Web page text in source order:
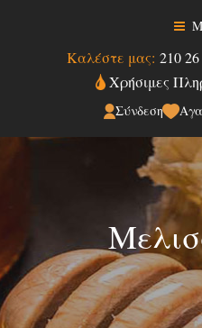
Καλέστε μας: 210
Χρήσιμες
Σύνδεση